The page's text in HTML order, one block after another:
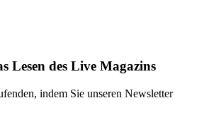
Lesen des Live Magazins
indem Sie unseren Newsletter